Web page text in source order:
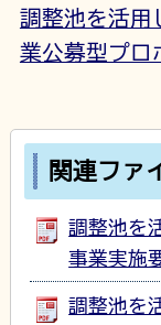
調整池を活用
業公募型プロ
関連ファ
調整池を
事業実施
調整池を